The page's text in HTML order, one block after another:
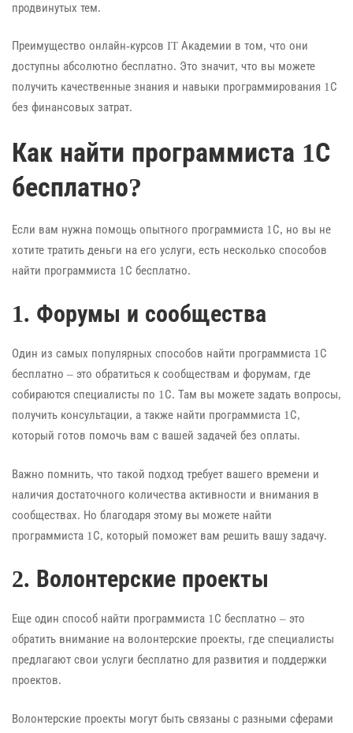
продвинутых тем.
Преимущество онлайн-курсов IT Академии в том, что они
доступны абсолютно бесплатно. Это значит, что вы можете
получить качественные знания и навыки программирования 1С
без финансовых затрат.
Как найти программиста 1С
бесплатно?
Если вам нужна помощь опытного программиста 1С, но вы не
хотите тратить деньги на его услуги, есть несколько способов
найти программиста 1С бесплатно.
1. Форумы и сообщества
Один из самых популярных способов найти программиста 1С
бесплатно – это обратиться к сообществам и форумам, где
собираются специалисты по 1С. Там вы можете задать вопросы,
получить консультации, а также найти программиста 1С,
который готов помочь вам с вашей задачей без оплаты.
Важно помнить, что такой подход требует вашего времени и
наличия достаточного количества активности и внимания в
сообществах. Но благодаря этому вы можете найти
программиста 1С, который поможет вам решить вашу задачу.
2. Волонтерские проекты
Еще один способ найти программиста 1С бесплатно – это
обратить внимание на волонтерские проекты, где специалисты
предлагают свои услуги бесплатно для развития и поддержки
проектов.
Волонтерские проекты могут быть связаны с разными сферами